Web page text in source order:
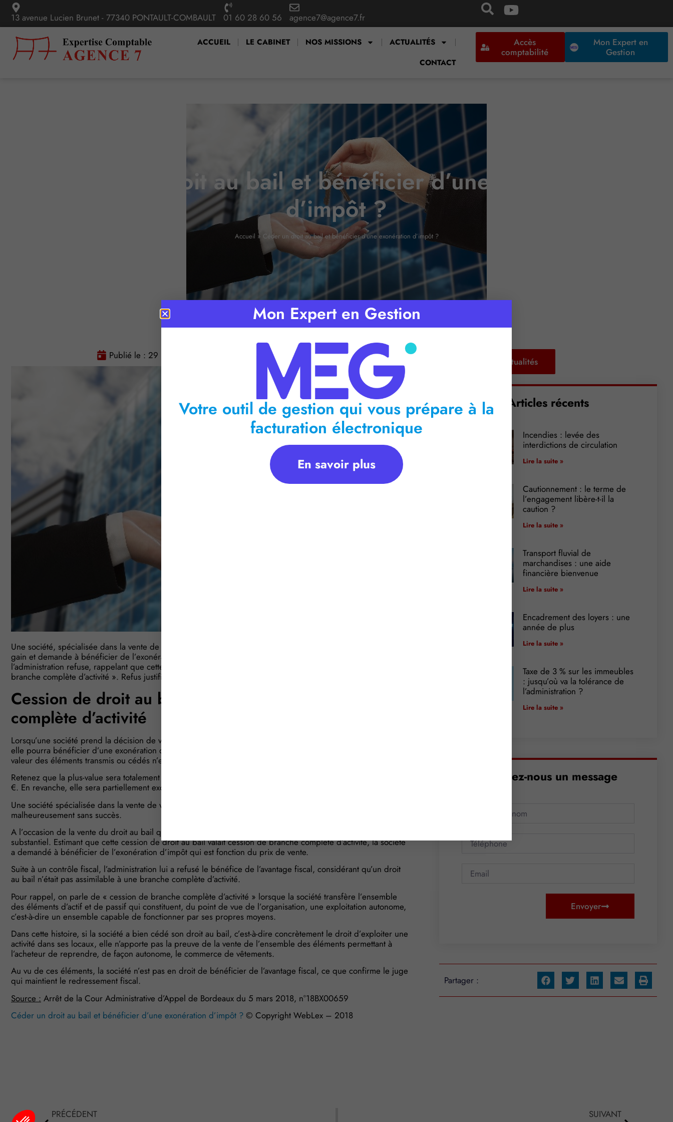
13 avenue Lucien Brunet - 77340 PONTAULT-COMBAULT 01 60 28 60 56 agence7@agence7.fr
ACCUEIL LE CABINET NOS MISSIONS
ACTUALITÉS
CONTACT
Accès
comptabilité
Mon Expert en
Gestion
Céder un droit au bail et bénéficier d’une exonération
d’impôt ?
Accueil » Céder un droit au bail et bénéficier d’une exonération d’impôt ?
Publié le : 29 mars 2018 Temps de lecture : minutes
Une société, spécialisée dans la vente de vêtements, cède son droit au bail. A cette occasion, elle réalise un
gain et demande à bénéficier de l’exonération d’impôt qui est fonction du prix de vente…ce que
l’administration refuse, rappelant que cette exonération est réservée aux cessions d’entreprise ou de «
branche complète d’activité ». Refus justifié ?
Cession de droit au bail ≠ cession de branche
complète d’activité
Lorsqu’une société prend la décision de vendre son fonds de commerce (ou une branche complète d’activité),
elle pourra bénéficier d’une exonération d’impôt portant sur le gain réalisé (plus-value), sous réserve que la
valeur des éléments transmis ou cédés n’excède pas un certain seuil.
Retenez que la plus-value sera totalement exonérée si la valeur des éléments transmis n’excède pas 300 000
€. En revanche, elle sera partiellement exonérée si cette valeur est comprise entre 300 000 € et 500 000 €.
Une société spécialisée dans la vente de vêtements a tenté de se prévaloir de cet avantage fiscal,
malheureusement sans succès.
A l’occasion de la vente du droit au bail qu’elle détenait sur ses locaux d’exploitation, elle a réalisé un gain
substantiel. Estimant que cette cession de droit au bail valait cession de branche complète d’activité, la société
a demandé à bénéficier de l’exonération d’impôt qui est fonction du prix de vente.
Suite à un contrôle fiscal, l’administration lui a refusé le bénéfice de l’avantage fiscal, considérant qu’un droit
au bail n’était pas assimilable à une branche complète d’activité.
Pour rappel, on parle de « cession de branche complète d’activité » lorsque la société transfère l’ensemble
des éléments d’actif et de passif qui constituent, du point de vue de l’organisation, une exploitation autonome,
c’est-à-dire un ensemble capable de fonctionner par ses propres moyens.
Dans cette histoire, si la société a bien cédé son droit au bail, c’est-à-dire concrètement le droit d’exploiter une
activité dans ses locaux, elle n’apporte pas la preuve de la vente de l’ensemble des éléments permettant à
l’acheteur de reprendre, de façon autonome, le commerce de vêtements.
Au vu de ces éléments, la société n’est pas en droit de bénéficier de l’avantage fiscal, ce que confirme le juge
qui maintient le redressement fiscal.
Source : Arrêt de la Cour Administrative d’Appel de Bordeaux du 5 mars 2018, n°18BX00659
Céder un droit au bail et bénéficier d’une exonération d’impôt ? © Copyright WebLex – 2018
Retour aux actualités
Articles récents
Incendies : levée des
interdictions de circulation
Lire la suite »
Cautionnement : le terme de
l’engagement libère-t-il la
caution ?
Lire la suite »
Transport fluvial de
marchandises : une aide
financière bienvenue
Lire la suite »
Encadrement des loyers : une
année de plus
Lire la suite »
Taxe de 3 % sur les immeubles
: jusqu’où va la tolérance de
l’administration ?
Lire la suite »
Envoyez-nous un message
Envoyer
Partager :
PRÉCÉDENT SUIVANT
Mon Expert en Gestion
Votre outil de gestion qui vous prépare à la
facturation électronique
En savoir plus